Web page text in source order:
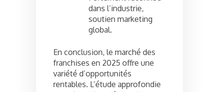
dans l’industrie,
soutien marketing
global.
En conclusion, le marché des
franchises en 2025 offre une
variété d’opportunités
rentables. L’étude approfondie